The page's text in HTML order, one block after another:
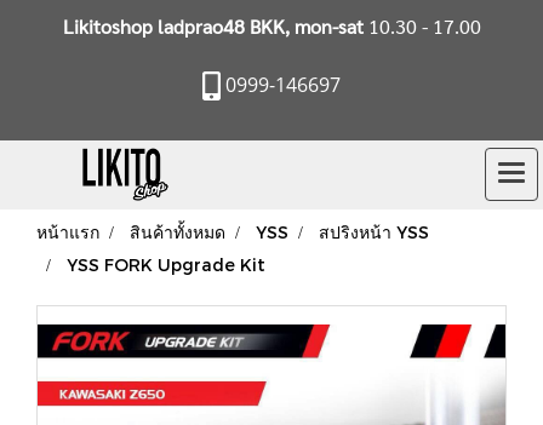
Likitoshop ladprao48 BKK, mon-sat10.30 - 17.00
0999-146697
หน้าแรก สินค้าทั้งหมด YSS
สปริงหน้า YSS
YSS FORK Upgrade Kit